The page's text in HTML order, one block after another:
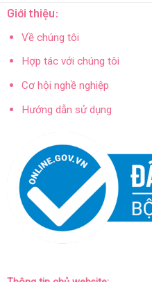
Giới thiệu:
Về chúng tôi
Hợp tác với chúng tôi
Cơ hội nghề nghiệp
Hướng dẫn sử dụng